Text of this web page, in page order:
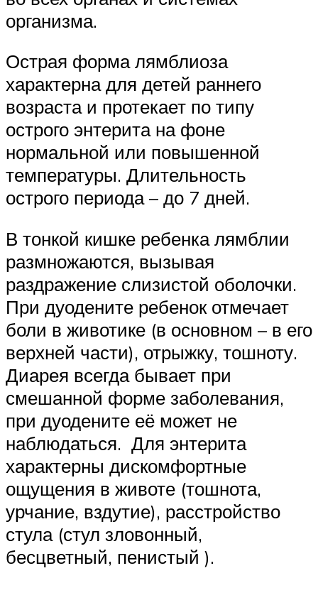
организма.
Острая форма лямблиоза
характерна для детей раннего
возраста и протекает по типу
острого энтерита на фоне
нормальной или повышенной
температуры. Длительность
острого периода – до 7 дней.
В тонкой кишке ребенка лямблии
размножаются, вызывая
раздражение слизистой оболочки.
При дуодените ребенок отмечает
боли в животике (в основном – в его
верхней части), отрыжку, тошноту.
Диарея всегда бывает при
смешанной форме заболевания,
при дуодените её может не
наблюдаться. Для энтерита
характерны дискомфортные
ощущения в животе (тошнота,
урчание, вздутие), расстройство
стула (стул зловонный,
бесцветный, пенистый ).